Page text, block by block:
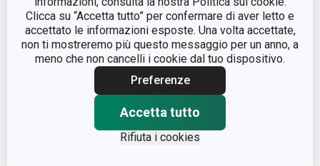
Clicca su “Accetta tutto” per confermare di aver letto e
accettato le informazioni esposte. Una volta accettate,
non ti mostreremo più questo messaggio per un anno, a
meno che non cancelli i cookie dal tuo dispositivo.
Preferenze
Accetta tutto
Rifiuta i cookies
MATERIALE
lega di alluminio, acciaio
inossidabile, rivestimento
antiaderente
padella tradizionale